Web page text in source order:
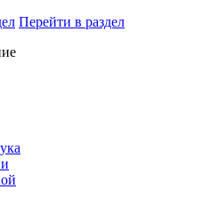
Перейти в раздел